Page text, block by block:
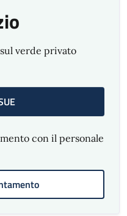
verde privato
con il personale